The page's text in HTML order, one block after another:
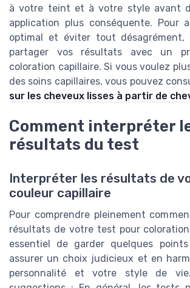
à votre teint et à votre style avant
application plus conséquente. Pour
optimal et éviter tout désagrément,
partager vos résultats avec un
coloration capillaire. Si vous voulez
des soins capillaires, vous pouvez
sur les cheveux lisses à partir de
Comment interpréter
résultats du test
Interpréter les résultats de
couleur capillaire
Pour comprendre pleinement
résultats de votre test pour
essentiel de garder quelques
assurer un choix judicieux et en
personnalité et votre style de